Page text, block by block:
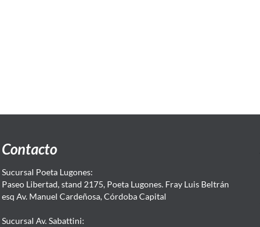
Contacto
Sucursal Poeta Lugones:
Paseo Libertad, stand 2175, Poeta Lugones. Fray Luis Beltrán
esq Av. Manuel Cardeñosa, Córdoba Capital
Sucursal Av. Sabattini: